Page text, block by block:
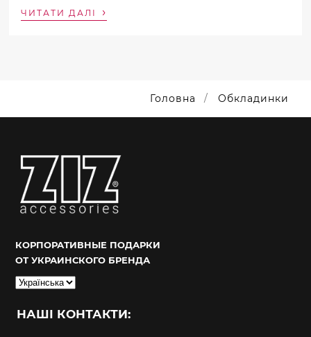
ЧИТАТИ ДАЛІ ›
Головна Обкладинки
КОРПОРАТИВНЫЕ ПОДАРКИ
ОТ УКРАИНСКОГО БРЕНДА
Вибрати
НАШІ КОНТАКТИ: